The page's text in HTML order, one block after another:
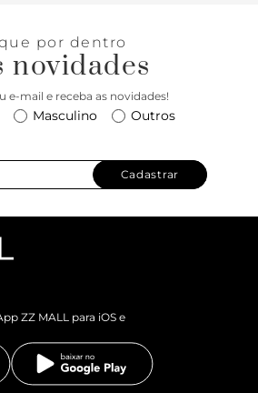
por dentro
novidades
e-mail e receba as novidades!
Masculino Outros
Cadastrar
ZZ MALL para iOS e